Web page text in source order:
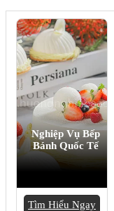
Nghiệp Vụ Bếp
Bánh Quốc Tế
Tìm Hiểu Ngay